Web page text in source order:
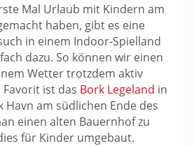
Mal Urlaub mit Kindern am
haben, gibt es eine
in einem Indoor-Spielland
dazu. So können wir einen
Wetter trotzdem aktiv
ist das Bork Legeland in
Havn am südlichen Ende des
einen alten Bauernhof zu
für Kinder umgebaut.